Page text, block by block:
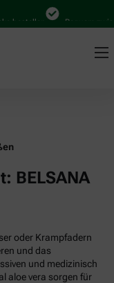
Bequem
BELSANA
oder Krampfadern
und das
und medizinisch
aloe vera sorgen für